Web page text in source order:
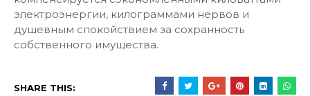
электроэнергии, килограммами нервов и
душевным спокойствием за сохранность
собственного имущества.
SHARE THIS: